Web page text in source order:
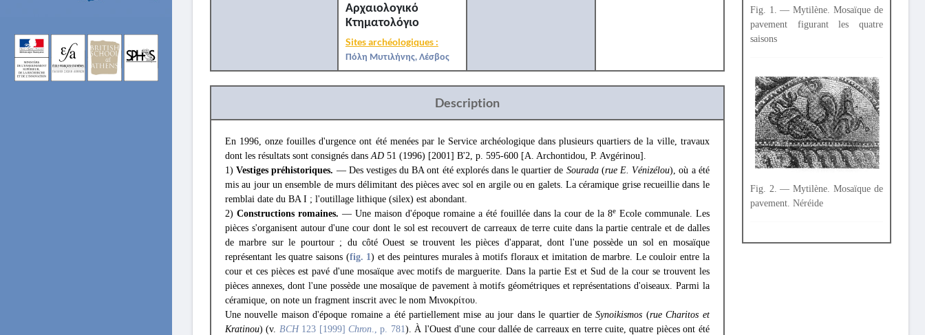
Αρχαιολογικό
Κτηματολόγιο
Sites archéologiques :
Πόλη Μυτιλήνης, Λέσβος
Description
En 1996, onze fouilles d'urgence ont été menées par le Service archéologique dans plusieurs quartiers de la ville, travaux
dont les résultats sont consignés dansAD 51 (1996) [2001] B'2, p. 595-600 [A. Archontidou, P. Avgérinou].
1)Vestiges préhistoriques. — Des vestiges du BA ont été explorés dans le quartier de Sourada (rue E. Vénizélou), où a été
mis au jour un ensemble de murs délimitant des pièces avec sol en argile ou en galets. La céramique grise recueillie dans le
remblai date du ΒΑ I ; l'outillage lithique (silex) est abondant.
2) Constructions romaines. — Une maison d'époque romaine a été fouillée dans la cour de la 8eEcole communale. Les
pièces s'organisent autour d'une cour dont le sol est recouvert de carreaux de terre cuite dans la partie centrale et de dalles
de marbre sur le pourtour ; du côté Ouest se trouvent les pièces d'apparat, dont l'une possède un sol en mosaïque
représentant les quatre saisons (fig. 1) et des peintures murales à motifs floraux et imitation de marbre. Le couloir entre la
cour et ces pièces est pavé d'une mosaïque avec motifs de marguerite. Dans la partie Est et Sud de la cour se trouvent les
pièces annexes, dont l'une possède une mosaïque de pavement à motifs géométriques et représentations d'oiseaux. Parmi la
céramique, on note un fragment inscrit avec le nom Μινοκρίτου.
Une nouvelle maison d'époque romaine a été partiellement mise au jour dans le quartier deSynoikismos (rue Charitos et
Kratinou) (v. BCH 123 [1999]Chron., p. 781). À l'Ouest d'une cour dallée de carreaux en terre cuite, quatre pièces ont été
Fig. 1. — Mytilène. Mosaïque de
pavement figurant les quatre
saisons
Fig. 2. — Mytilène. Mosaïque de
pavement. Néréide